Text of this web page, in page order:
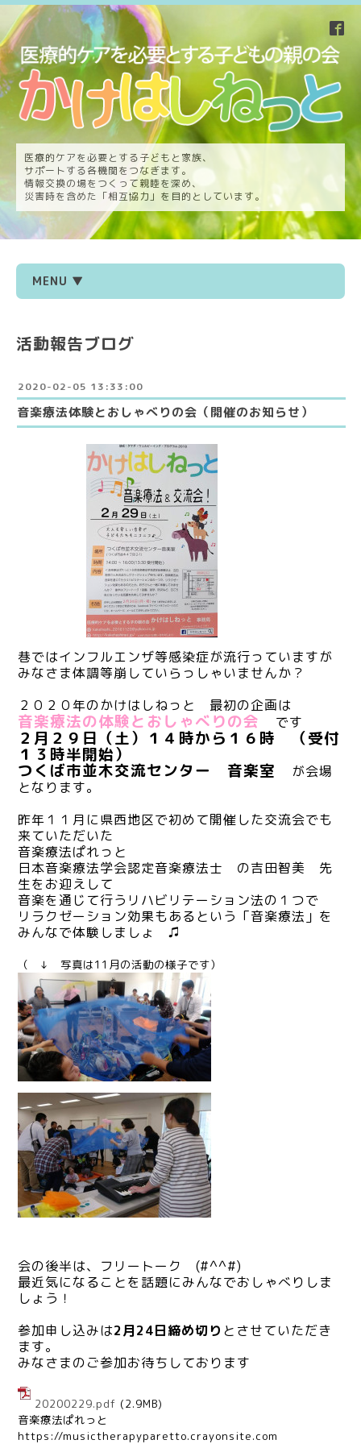
医療的ケアを必要とする子どもと家族、
サポートする各機関をつなぎます。
情報交換の場をつくって親睦を深め、
災害時を含めた「相互協力」を目的としています。
MENU ▼
活動報告ブログ
2020-02-05 13:33:00
音楽療法体験とおしゃべりの会（開催のお知らせ）
巷ではインフルエンザ等感染症が流行っていますが
みなさま体調等崩していらっしゃいませんか？
２０２０年のかけはしねっと 最初の企画は
音楽療法の体験とおしゃべりの会 です
２月２９日（土）１４時から１６時 （受付
１３時半開始）
つくば市並木交流センター 音楽室
が会場
となります。
昨年１１月に県西地区で初めて開催した交流会でも
来ていただいた
音楽療法ぱれっと
日本音楽療法学会認定音楽療法士 の吉田智美 先
生をお迎えして
音楽を通じて行うリハビリテーション法の１つで
リラクゼーション効果もあるという「音楽療法」を
みんなで体験しましょ ♫
（ ↓ 写真は11月の活動の様子です）
会の後半は、フリートーク (#^^#)
最近気になることを話題にみんなでおしゃべりしま
しょう！
参加申し込みは2月24日締め切り とさせていただき
ます。
みなさまのご参加お待ちしております
20200229.pdf (2.9MB)
音楽療法ぱれっと
https://musictherapyparetto.crayonsite.com